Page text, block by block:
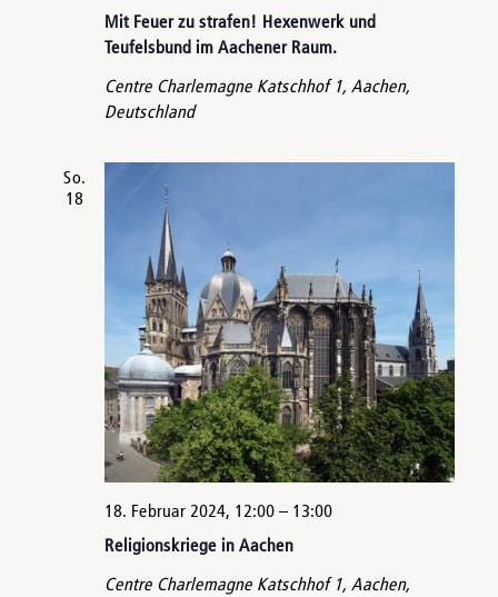
Mit Feuer zu strafen! Hexenwerk und
Teufelsbund im Aachener Raum.
Centre Charlemagne Katschhof 1, Aachen,
Deutschland
So.
18
Religionskriege in Aachen
18. Februar 2024, 12:00– 13:00
Centre Charlemagne Katschhof 1, Aachen,